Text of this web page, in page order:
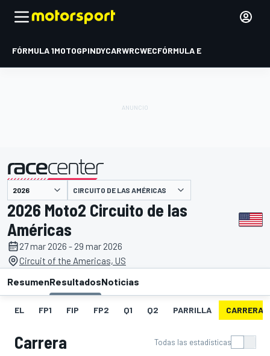
FÓRMULA 1MOTOGPINDYCARWRCWECFÓRMULA E
presentado por CIRCUITO DE LAS AMÉRICAS
2026 Moto2 Circuito de las
Américas
27 mar 2026 - 29 mar 2026
Circuit of the Americas, US
ResumenResultadosNoticias
EL FP1 FIP FP2 Q1 Q2 PARRILLA CARRERA
Carrera Todas las estadísticas